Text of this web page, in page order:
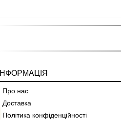
ІНФОРМАЦІЯ
Про нас
Доставка
Політика конфіденційності